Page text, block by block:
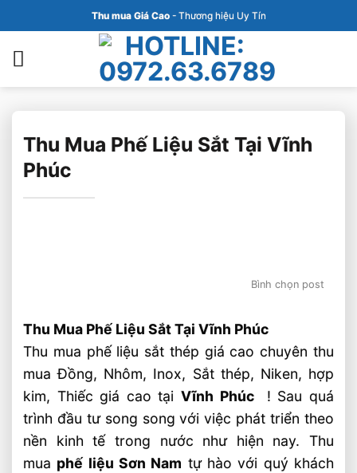
qua
nội
Thu mua Giá Cao- Thương hiệu Uy Tín
Thu Mua Phế Liệu Sắt Tại Vĩnh
Phúc
Bình chọn post
Thu Mua Phế Liệu Sắt Tại Vĩnh Phúc
Thu mua phế liệu sắt thép giá cao chuyên thu
mua Đồng, Nhôm, Inox, Sắt thép, Niken, hợp
kim, Thiếc giá cao tại Vĩnh Phúc
! Sau quá
trình đầu tư song song với việc phát triển theo
nền kinh tế trong nước như hiện nay. Thu
mua phế liệu Sơn Nam tự hào với quý khách